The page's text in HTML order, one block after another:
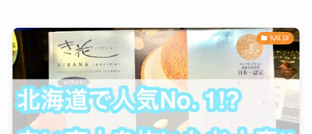
KALDI